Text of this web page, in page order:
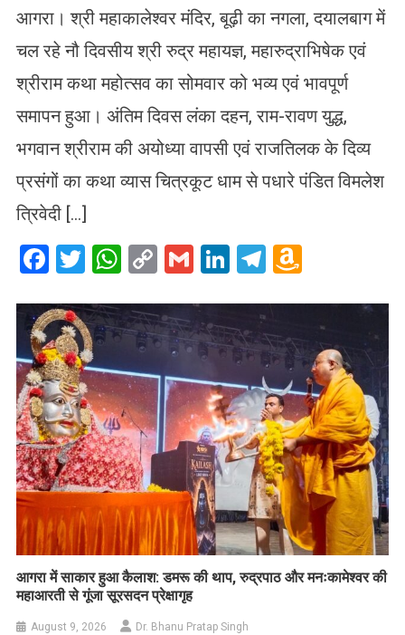
आगरा। श्री महाकालेश्वर मंदिर, बूढ़ी का नगला, दयालबाग में
चल रहे नौ दिवसीय श्री रुद्र महायज्ञ, महारुद्राभिषेक एवं
श्रीराम कथा महोत्सव का सोमवार को भव्य एवं भावपूर्ण
समापन हुआ। अंतिम दिवस लंका दहन, राम-रावण युद्ध,
भगवान श्रीराम की अयोध्या वापसी एवं राजतिलक के दिव्य
प्रसंगों का कथा व्यास चित्रकूट धाम से पधारे पंडित विमलेश
त्रिवेदी […]
Facebook
Twitter
WhatsApp
CopyGmailLinkedIn
Telegram
List
आगरा में साकार हुआ कैलाश: डमरू की थाप, रुद्रपाठ और मनःकामेश्वर की
महाआरती से गूंजा सूरसदन प्रेक्षागृह
August 9, 2026 Dr. Bhanu Pratap Singh